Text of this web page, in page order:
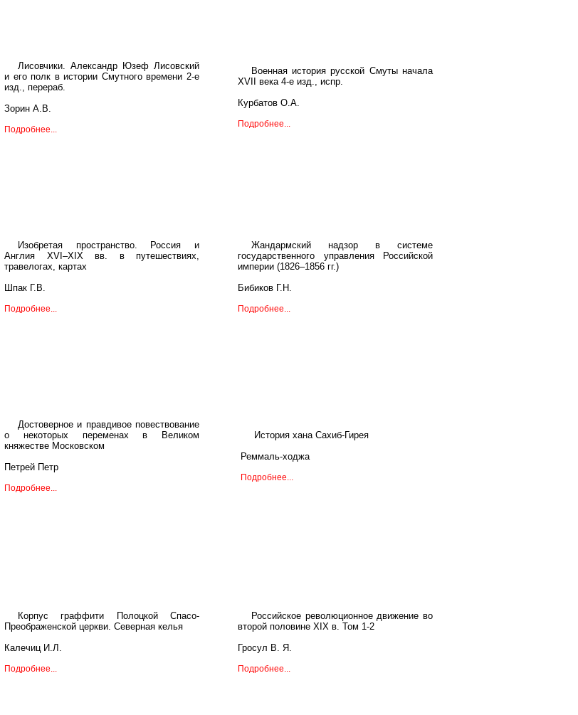
Лисовчики. Александр Юзеф Лисовский
и его полк в истории Смутного времени 2-е
изд., перераб.
Зорин А.В.
Подробнее...
Военная история русской Смуты начала
XVII века 4-е изд., испр.
Курбатов О.А.
Подробнее...
Изобретая пространство. Россия и
Англия XVI–XIX вв. в путешествиях,
травелогах, картах
Шпак Г.В.
Подробнее...
Жандармский надзор в системе
государственного управления Российской
империи (1826–1856 гг.)
Бибиков Г.Н.
Подробнее...
Достоверное и правдивое повествование
о некоторых переменах в Великом
княжестве Московском
Петрей Петр
Подробнее...
История хана Сахиб-Гирея
Реммаль-ходжа
Подробнее...
Корпус граффити Полоцкой Спасо-
Преображенской церкви. Северная келья
Калечиц И.Л.
Подробнее...
Российское революционное движение во
второй половине XIX в. Том 1-2
Гросул В. Я.
Подробнее...